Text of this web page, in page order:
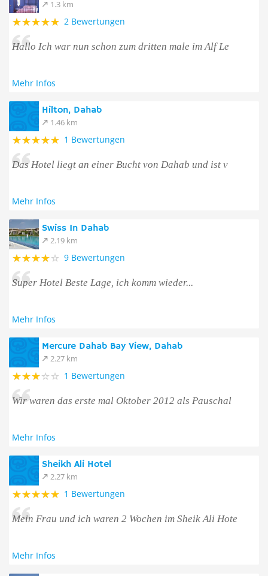
1.3 km
2 Bewertungen
Hallo Ich war nun schon zum dritten male im Alf Le
Mehr Infos
Hilton, Dahab
1.46 km
1 Bewertungen
Das Hotel liegt an einer Bucht von Dahab und ist v
Mehr Infos
Swiss In Dahab
2.19 km
9 Bewertungen
Super Hotel Beste Lage, ich komm wieder...
Mehr Infos
Mercure Dahab Bay View, Dahab
2.27 km
1 Bewertungen
Wir waren das erste mal Oktober 2012 als Pauschal
Mehr Infos
Sheikh Ali Hotel
2.27 km
1 Bewertungen
Mein Frau und ich waren 2 Wochen im Sheik Ali Hote
Mehr Infos